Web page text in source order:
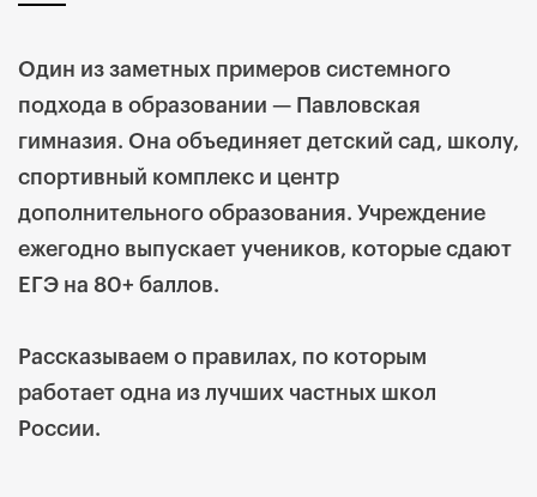
Один из заметных примеров системного
подхода в образовании — Павловская
гимназия. Она объединяет детский сад, школу,
спортивный комплекс и центр
дополнительного образования. Учреждение
ежегодно выпускает учеников, которые сдают
ЕГЭ на 80+ баллов.
Рассказываем о правилах, по которым
работает одна из лучших частных школ
России.